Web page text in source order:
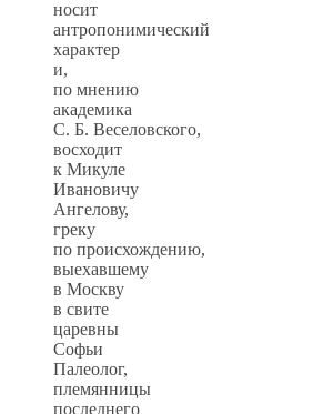
носит
антропонимический
характер
и,
по мнению
академика
С. Б. Веселовского,
восходит
к Микуле
Ивановичу
Ангелову,
греку
по происхождению,
выехавшему
в Москву
в свите
царевны
Софьи
Палеолог,
племянницы
последнего